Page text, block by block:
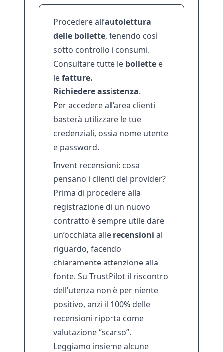
Procedere all’autolettura
delle bollette, tenendo così
sotto controllo i consumi.
Consultare tutte le bollette e
lefatture.
Richiedere assistenza.
Per accedere all’area clienti
basterà utilizzare le tue
credenziali, ossia nome utente
e password.
Invent recensioni: cosa
pensano i clienti del provider?
Prima di procedere alla
registrazione di un nuovo
contratto è sempre utile dare
un’occhiata alle recensioni al
riguardo, facendo
chiaramente attenzione alla
fonte. Su TrustPilot il riscontro
dell’utenza non è per niente
positivo, anzi il 100% delle
recensioni riporta come
valutazione “scarso”.
Leggiamo insieme alcune